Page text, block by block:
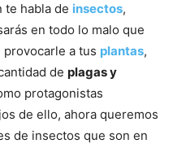
te habla de insectos,
en todo lo malo que
a tus plantas,
de plagas y
protagonistas
de ello, ahora queremos
de insectos que son en